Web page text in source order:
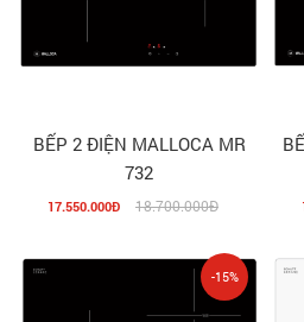
BẾP 2 ĐIỆN MALLOCA MR
732
17.550.000Đ 18.700.000Đ
-15%